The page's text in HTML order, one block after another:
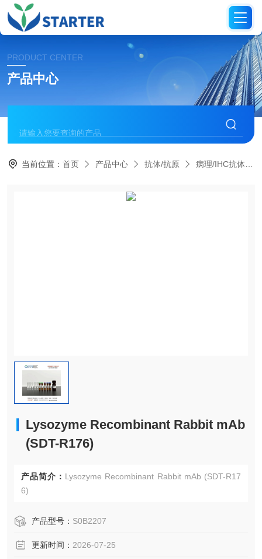
PRODUCT CENTER
产品中心
当前位置：首页 产品中心 抗体/抗原 病理/IHC抗体
Lysozyme Recombinant Rabbit mAb
(SDT-R176)
产品简介： Lysozyme Recombinant Rabbit mAb (SDT-R17
6)
产品型号： S0B2207
更新时间： 2026-07-25